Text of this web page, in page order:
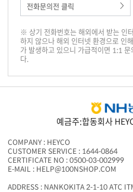
전화문의전 클릭
※ 상기 전화번호는 해외에서 받는 인
하지 않으나 해외 인터넷 환경으로 인
가 발생하고 있으니 가급적이면 1:1
다.
예금주:합동회사
COMPANY : HEYCO
CUSTOMER SERVICE : 1644-0864
CERTIFICATE NO : 0500-03-002999
E-MAIL : HELP@100NSHOP.COM
ADDRESS : NANKOKITA 2-1-10 ATC